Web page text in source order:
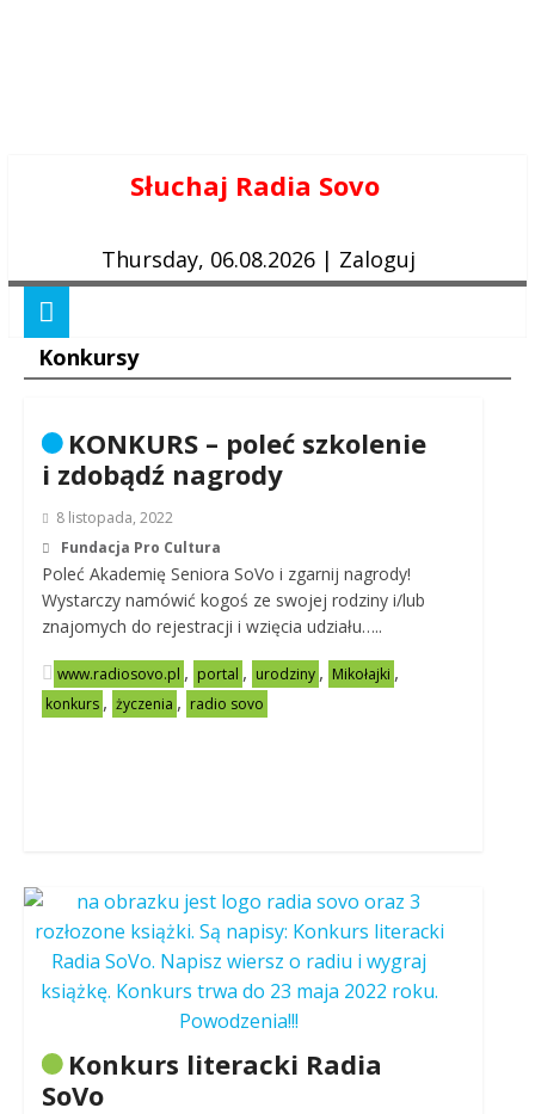
Słuchaj Radia Sovo
Thursday, 06.08.2026 | Zaloguj
Konkursy
KONKURS – poleć szkolenie
i zdobądź nagrody
8 listopada, 2022
Fundacja Pro Cultura
Poleć Akademię Seniora SoVo i zgarnij nagrody!
Wystarczy namówić kogoś ze swojej rodziny i/lub
znajomych do rejestracji i wzięcia udziału…..
www.radiosovo.pl , portal , urodziny , Mikołajki ,
konkurs , życzenia , radio sovo
Konkurs literacki Radia
SoVo